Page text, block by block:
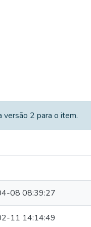
2 para o item.
08 08:39:27
11 14:14:49